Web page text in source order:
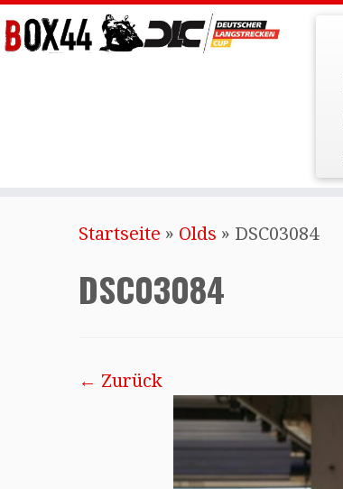
Startseite » Olds » DSC03084
DSC03084
← Zurück